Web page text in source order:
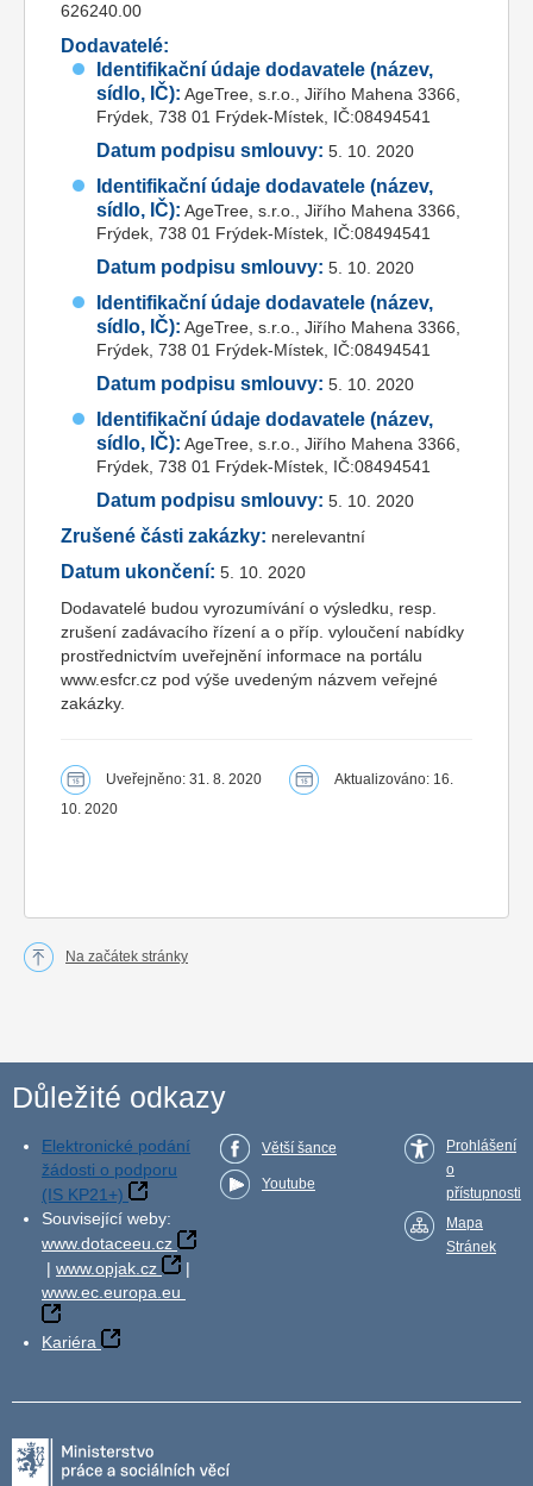
626240.00
Dodavatelé:
Identifikační údaje dodavatele (název,
sídlo, IČ): AgeTree, s.r.o., Jiřího Mahena 3366,
Frýdek, 738 01 Frýdek-Místek, IČ:08494541
Datum podpisu smlouvy: 5. 10. 2020
Identifikační údaje dodavatele (název,
sídlo, IČ): AgeTree, s.r.o., Jiřího Mahena 3366,
Frýdek, 738 01 Frýdek-Místek, IČ:08494541
Datum podpisu smlouvy: 5. 10. 2020
Identifikační údaje dodavatele (název,
sídlo, IČ): AgeTree, s.r.o., Jiřího Mahena 3366,
Frýdek, 738 01 Frýdek-Místek, IČ:08494541
Datum podpisu smlouvy: 5. 10. 2020
Identifikační údaje dodavatele (název,
sídlo, IČ): AgeTree, s.r.o., Jiřího Mahena 3366,
Frýdek, 738 01 Frýdek-Místek, IČ:08494541
Datum podpisu smlouvy: 5. 10. 2020
Zrušené části zakázky: nerelevantní
Datum ukončení: 5. 10. 2020
Dodavatelé budou vyrozumívání o výsledku, resp.
zrušení zadávacího řízení a o příp. vyloučení nabídky
prostřednictvím uveřejnění informace na portálu
www.esfcr.cz pod výše uvedeným názvem veřejné
zakázky.
Uveřejněno: 31. 8. 2020
Aktualizováno: 16.
10. 2020
Na začátek stránky
Důležité odkazy
Elektronické podání
žádosti o podporu
(IS KP21+)
Související weby:
www.dotaceeu.cz
| www.opjak.cz
|
www.ec.europa.eu
Kariéra
Větší šance
Youtube
Prohlášení
o
přístupnosti
Mapa
Stránek